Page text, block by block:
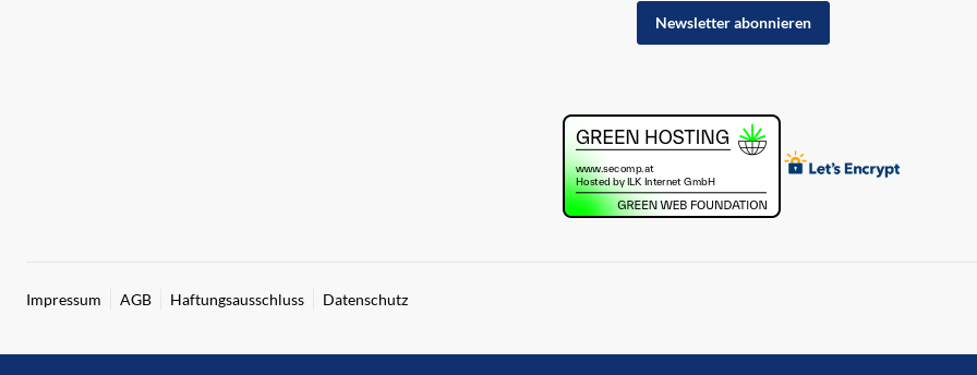
Newsletter abonnieren
Impressum AGB Haftungsausschluss Datenschutz